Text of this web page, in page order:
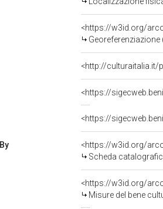
<https://w3id.org/
<http://culturaitalia.it/
<https://
<https://
<https://w3id.org/
Scheda
<https://w3id.org/
Misure del bene